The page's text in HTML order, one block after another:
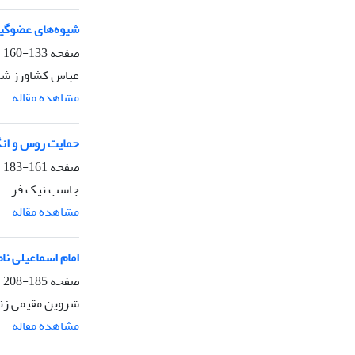
شیوه‌های عضوگیری
صفحه133-160
عباس کشاورز
مشاهده مقاله
حمایت روس و
صفحه161-183
جاسب نیک فر
مشاهده مقاله
امام اسماعیلی
صفحه185-208
شروین مقیمی
مشاهده مقاله